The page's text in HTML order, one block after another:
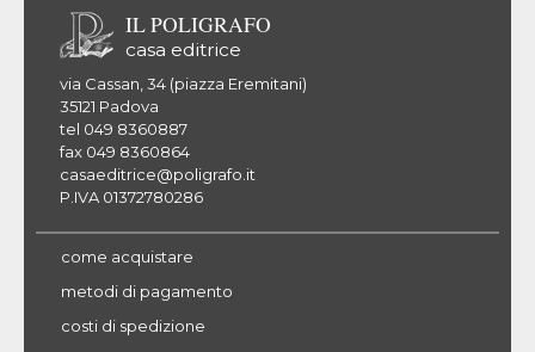
IL POLIGRAFO
casa editrice
via Cassan, 34 (piazza Eremitani)
35121 Padova
tel 049 8360887
fax 049 8360864
casaeditrice@poligrafo.it
P.IVA 01372780286
come acquistare
metodi di pagamento
costi di spedizione